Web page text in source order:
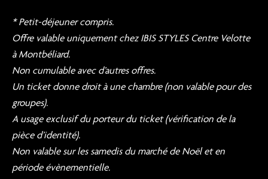
* Petit-déjeuner compris.
Offre valable uniquement chez IBIS STYLES Centre Velotte
à Montbéliard.
Non cumulable avec d’autres offres.
Un ticket donne droit à une chambre (non valable pour des
groupes).
A usage exclusif du porteur du ticket (vérification de la
pièce d’identité).
Non valable sur les samedis du marché de Noël et en
période évènementielle.